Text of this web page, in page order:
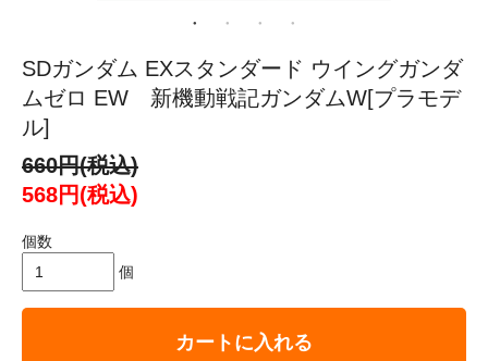
SDガンダム EXスタンダード ウイングガンダ
ムゼロ EW 新機動戦記ガンダムW[プラモデ
ル]
660円(税込)
568円(税込)
個数
個
カートに入れる